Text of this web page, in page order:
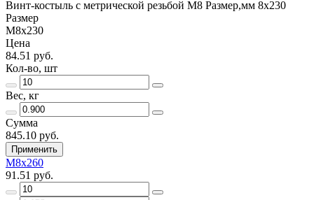
Винт-костыль с метрической резьбой М8 Размер,мм 8х230
Размер
М8х230
Цена
84.51 руб.
Кол-во, шт
Вес, кг
Сумма
845.10 руб.
Применить
М8х260
91.51 руб.